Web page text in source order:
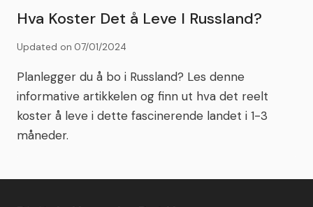
Hva Koster Det å Leve I Russland?
Updated on 07/01/2024
Planlegger du å bo i Russland? Les denne
informative artikkelen og finn ut hva det reelt
koster å leve i dette fascinerende landet i 1-3
måneder.